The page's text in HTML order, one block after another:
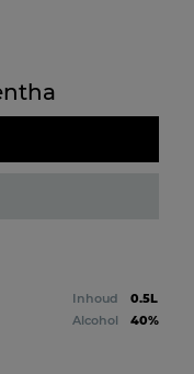
Inhoud
0.5L
Alcohol
40%